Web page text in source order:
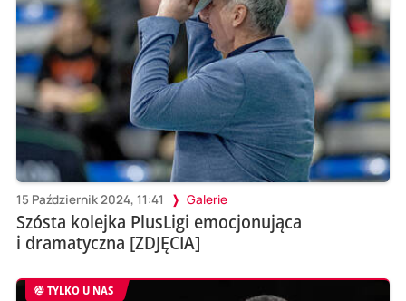
15 Październik 2024, 11:41 Galerie
Szósta kolejka PlusLigi emocjonująca
i dramatyczna [ZDJĘCIA]
TYLKO U NAS